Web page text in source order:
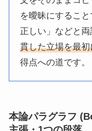
を曖昧にするこ
正しい」などと
貫した立場を最
得点への道です。
本論パラグラフ